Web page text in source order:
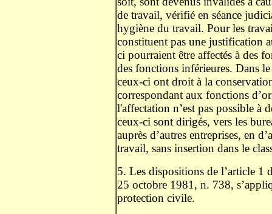
de travail, vérifié en séance
hygiène du travail. Pour les
constituent pas une justification
ci pourraient être affectés à des
des fonctions inférieures. Dans
ceux-ci ont droit à la
correspondant aux fonctions
l'affectation n’est pas possible à
ceux-ci sont dirigés, vers les
auprès d’autres entreprises, en
travail, sans insertion dans le
5. Les dispositions de l’article 1
25 octobre 1981, n. 738,
protection civile.